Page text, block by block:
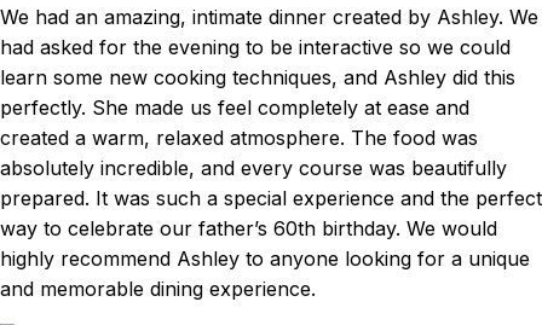
We had an amazing, intimate dinner created by Ashley. We
had asked for the evening to be interactive so we could
learn some new cooking techniques, and Ashley did this
perfectly. She made us feel completely at ease and
created a warm, relaxed atmosphere. The food was
absolutely incredible, and every course was beautifully
prepared. It was such a special experience and the perfect
way to celebrate our father’s 60th birthday. We would
highly recommend Ashley to anyone looking for a unique
and memorable dining experience.